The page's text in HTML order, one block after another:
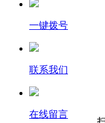
一键拨号
联系我们
在线留言